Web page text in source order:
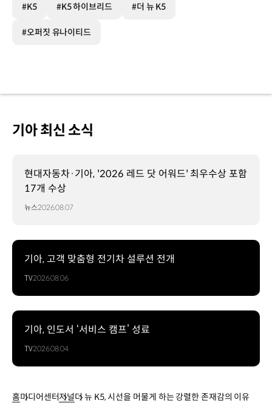
#K5 #K5 하이브리드 #더 뉴 K5
#오퍼짓 유나이티드
기아 최신 소식
현대자동차·기아, '2026 레드 닷 어워드' 최우수상 포함
17개 수상
뉴스2026.08.07
기아, 고객 맞춤형 전기차 설루션 전개
TV2026.08.06
기아, 인도서 ‘서비스 캠프’ 성료
TV2026.08.04
홈미디어센터저널더 뉴 K5, 시선을 머물게 하는 강렬한 존재감의 이유